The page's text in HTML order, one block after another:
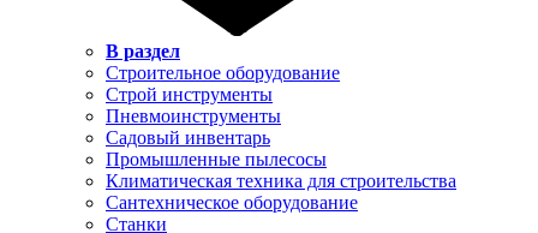
В раздел
Строительное оборудование
Строй инструменты
Пневмоинструменты
Садовый инвентарь
Промышленные пылесосы
Климатическая техника для строительства
Сантехническое оборудование
Станки